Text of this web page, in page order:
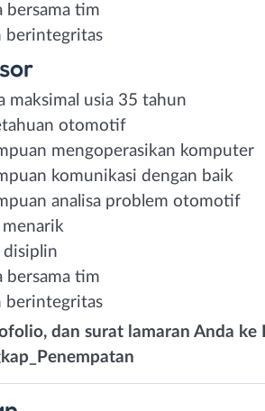
bersama tim
berintegritas
maksimal usia 35 tahun
otomotif
mengoperasikan komputer
komunikasi dengan baik
analisa problem otomotif
disiplin
bersama tim
berintegritas
dan surat lamaran Anda ke